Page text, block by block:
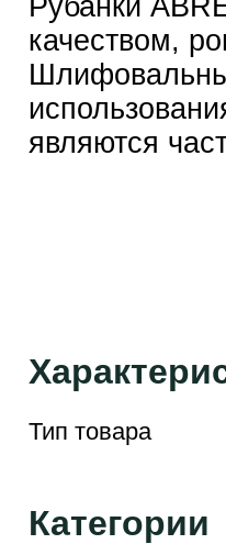
Рубанки
качеством,
являются
Тип товара
Категории